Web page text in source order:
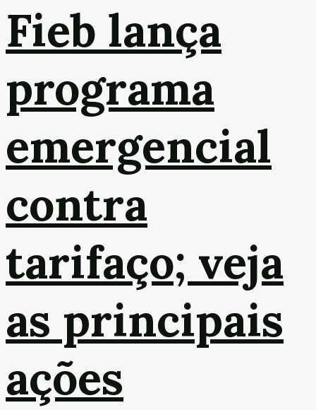
Fieb lança
programa
emergencial
contra
tarifaço; veja
as principais
ações